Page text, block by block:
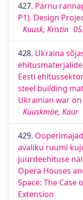
427. Pärnu
P1). Design
Kuusk, Kristin
428. Ukraina
Eesti
steel building
Ukrainian war
Kuuskmäe, Kaur
429.
avaliku ruumi
juurdeehituse
Opera Houses
Space: The
Extension